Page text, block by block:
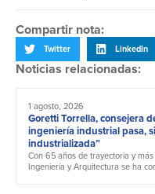
Compartir nota:
Twitter LinkedIn
Noticias relacionadas:
1 agosto, 2026
Goretti Torrella, consejera
ingeniería industrial pasa,
industrializada”
Con 65 años de trayectoria y
Ingeniería y Arquitectura se ha